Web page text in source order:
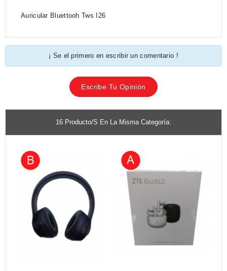
Auricular Bluettooh Tws I26
¡ Se el primero en escribir un comentario !
Escribe Tu Opinión
16 Producto/s En La Misma Categoría: